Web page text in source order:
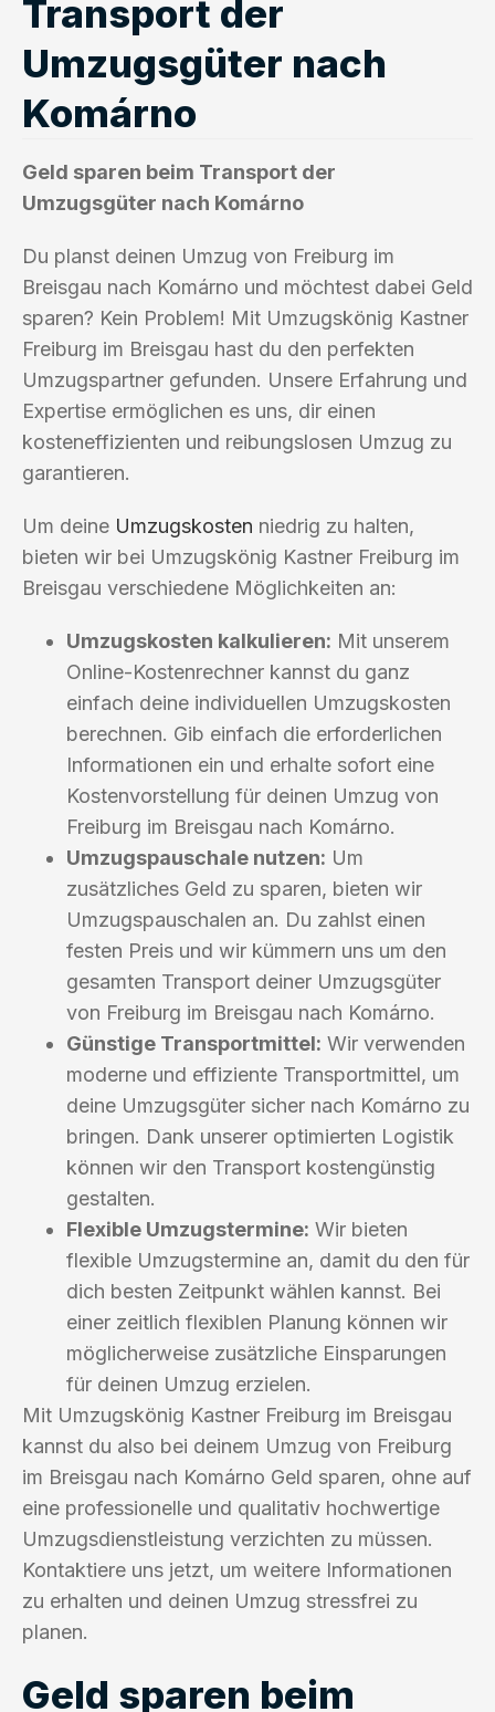
Transport der
Umzugsgüter nach
Komárno
Geld sparen beim Transport der
Umzugsgüter nach Komárno
Du planst deinen Umzug von Freiburg im
Breisgau nach Komárno und möchtest dabei Geld
sparen? Kein Problem! Mit Umzugskönig Kastner
Freiburg im Breisgau hast du den perfekten
Umzugspartner gefunden. Unsere Erfahrung und
Expertise ermöglichen es uns, dir einen
kosteneffizienten und reibungslosen Umzug zu
garantieren.
Um deine Umzugskosten niedrig zu halten,
bieten wir bei Umzugskönig Kastner Freiburg im
Breisgau verschiedene Möglichkeiten an:
Umzugskosten kalkulieren: Mit unserem
Online-Kostenrechner kannst du ganz
einfach deine individuellen Umzugskosten
berechnen. Gib einfach die erforderlichen
Informationen ein und erhalte sofort eine
Kostenvorstellung für deinen Umzug von
Freiburg im Breisgau nach Komárno.
Umzugspauschale nutzen: Um
zusätzliches Geld zu sparen, bieten wir
Umzugspauschalen an. Du zahlst einen
festen Preis und wir kümmern uns um den
gesamten Transport deiner Umzugsgüter
von Freiburg im Breisgau nach Komárno.
Günstige Transportmittel: Wir verwenden
moderne und effiziente Transportmittel, um
deine Umzugsgüter sicher nach Komárno zu
bringen. Dank unserer optimierten Logistik
können wir den Transport kostengünstig
gestalten.
Flexible Umzugstermine: Wir bieten
flexible Umzugstermine an, damit du den für
dich besten Zeitpunkt wählen kannst. Bei
einer zeitlich flexiblen Planung können wir
möglicherweise zusätzliche Einsparungen
für deinen Umzug erzielen.
Mit Umzugskönig Kastner Freiburg im Breisgau
kannst du also bei deinem Umzug von Freiburg
im Breisgau nach Komárno Geld sparen, ohne auf
eine professionelle und qualitativ hochwertige
Umzugsdienstleistung verzichten zu müssen.
Kontaktiere uns jetzt, um weitere Informationen
zu erhalten und deinen Umzug stressfrei zu
planen.
Geld sparen beim